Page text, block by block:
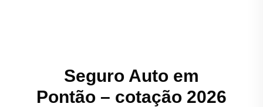
Seguro Auto em
Pontão – cotação 2026